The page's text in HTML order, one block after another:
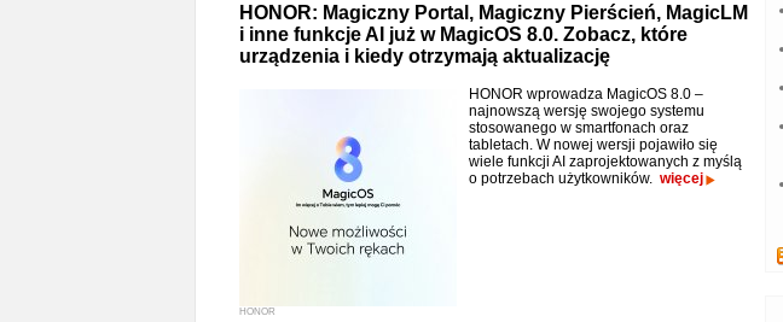
HONOR: Magiczny Portal, Magiczny Pierścień, MagicLM
i inne funkcje AI już w MagicOS 8.0. Zobacz, które
urządzenia i kiedy otrzymają aktualizację
HONOR
HONOR wprowadza MagicOS 8.0 –
najnowszą wersję swojego systemu
stosowanego w smartfonach oraz
tabletach. W nowej wersji pojawiło się
wiele funkcji AI zaprojektowanych z myślą
o potrzebach użytkowników. więcej